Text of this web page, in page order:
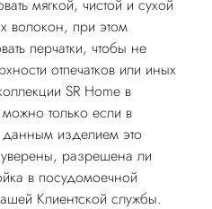
мягкой, чистой и сухой
волокон, при этом
перчатки, чтобы не
отпечатков или иных
SR Home в
только если в
данным изделием это
разрешена ли
в посудомоечной
Клиентской службы.